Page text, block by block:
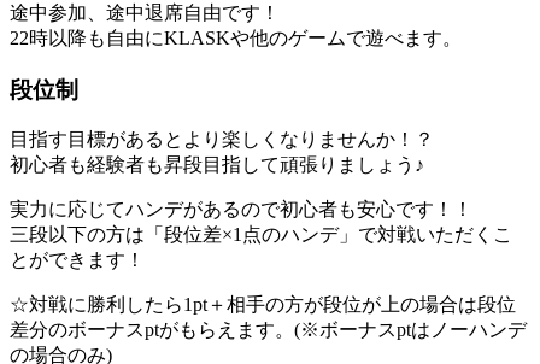
途中参加、途中退席自由です！
22時以降も自由にKLASKや他のゲームで遊べます。
段位制
目指す目標があるとより楽しくなりませんか！？
初心者も経験者も昇段目指して頑張りましょう♪
実力に応じてハンデがあるので初心者も安心です！！
三段以下の方は「段位差×1点のハンデ」で対戦いただくこ
とができます！
☆対戦に勝利したら1pt＋相手の方が段位が上の場合は段位
差分のボーナスptがもらえます。(※ボーナスptはノーハンデ
の場合のみ)